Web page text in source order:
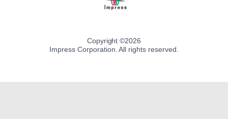
Copyright ©2026
Impress Corporation. All rights reserved.